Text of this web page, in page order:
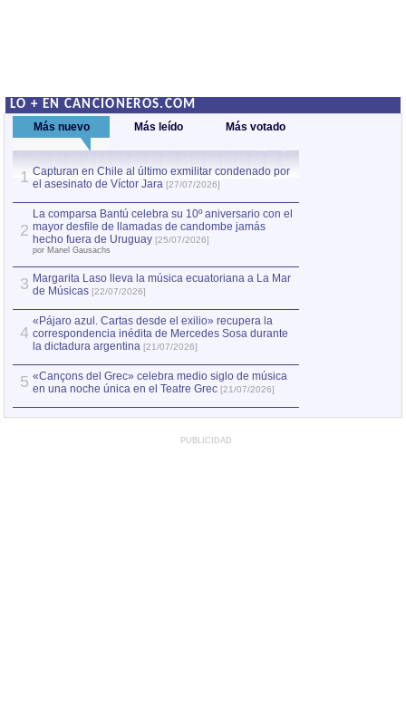
LO + EN CANCIONEROS.COM
Más nuevo Más leído Más votado
1 Capturan en Chile al último exmilitar condenado por
el asesinato de Víctor Jara [27/07/2026]
2
La comparsa Bantú celebra su 10º aniversario con el
mayor desfile de llamadas de candombe jamás
hecho fuera de Uruguay [25/07/2026]
por Manel Gausachs
3 Margarita Laso lleva la música ecuatoriana a La Mar
de Músicas [22/07/2026]
4
«Pájaro azul. Cartas desde el exilio» recupera la
correspondencia inédita de Mercedes Sosa durante
la dictadura argentina [21/07/2026]
5 «Cançons del Grec» celebra medio siglo de música
en una noche única en el Teatre Grec [21/07/2026]
PUBLICIDAD